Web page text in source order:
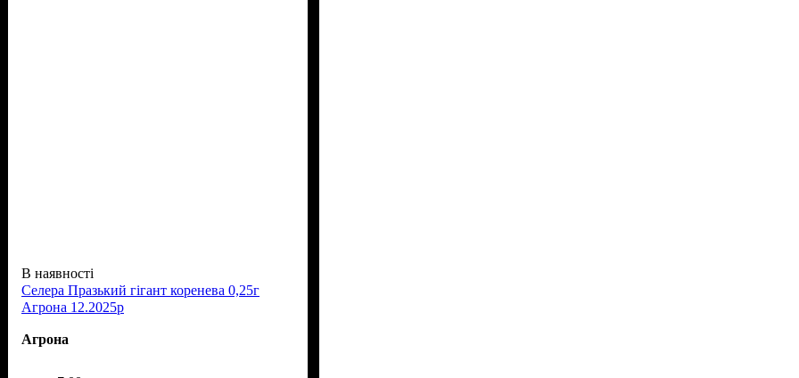
В наявності
Селера Празький гігант коренева 0,25г
Агрона 12.2025р
Агрона